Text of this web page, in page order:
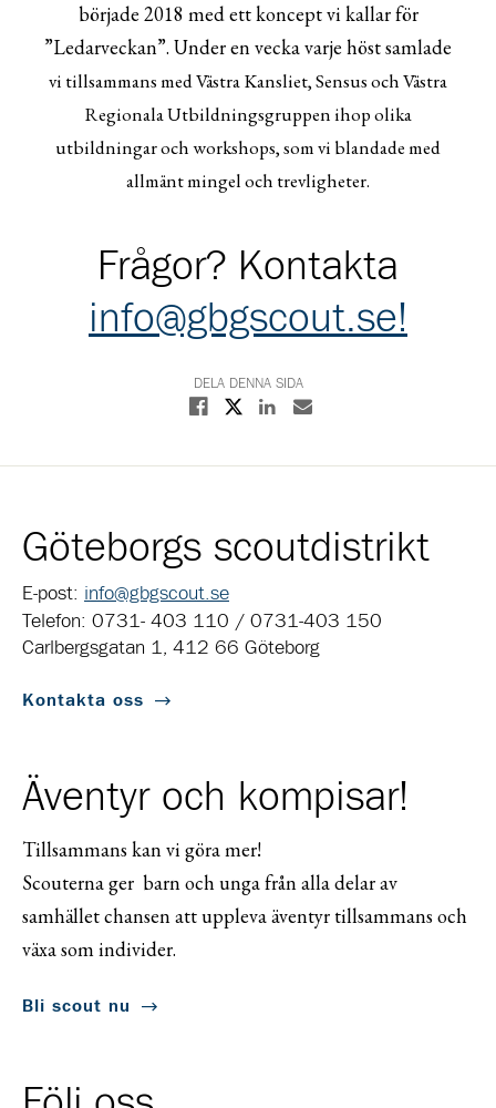
började 2018 med ett koncept vi kallar för
”Ledarveckan”. Under en vecka varje höst samlade
vi tillsammans med Västra Kansliet, Sensus och Västra
Regionala Utbildningsgruppen ihop olika
utbildningar och workshops, som vi blandade med
allmänt mingel och trevligheter.
Frågor? Kontakta
info@gbgscout.se!
DELA DENNA SIDA
Dela på Facebook
Dela på XDela på Linkedin
Dela med E-post
Göteborgs scoutdistrikt
E-post: info@gbgscout.se
Telefon: 0731- 403 110 / 0731-403 150
Carlbergsgatan 1, 412 66 Göteborg
Kontakta oss
Äventyr och kompisar!
Tillsammans kan vi göra mer!
Scouterna ger barn och unga från alla delar av
samhället chansen att uppleva äventyr tillsammans och
växa som individer.
Bli scout nu